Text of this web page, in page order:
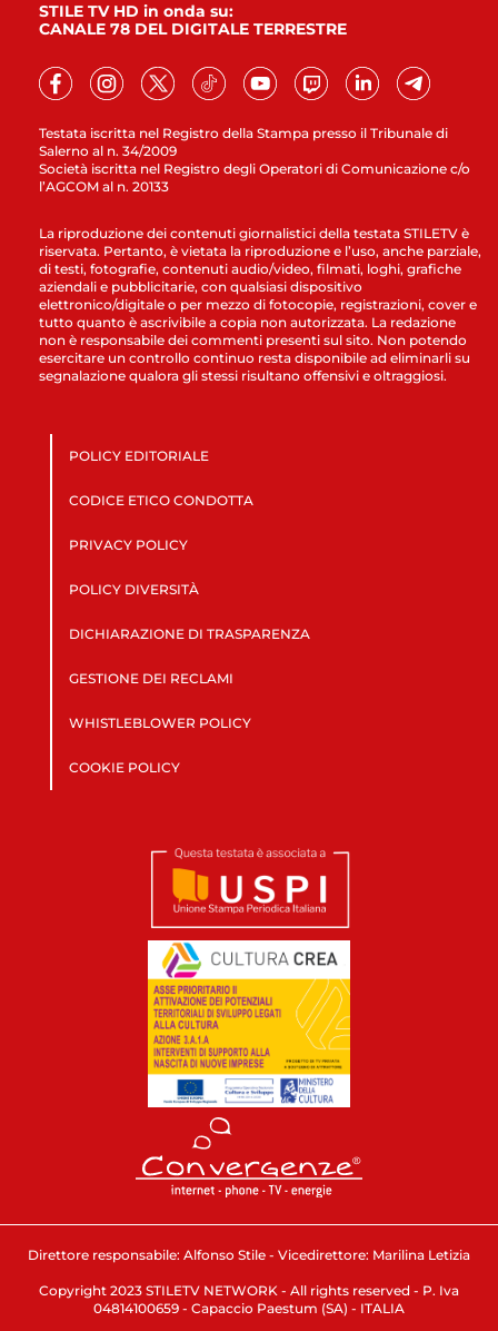
Testata iscritta nel Registro della Stampa presso il Tribunale di
Salerno al n. 34/2009
Società iscritta nel Registro degli Operatori di Comunicazione c/o
l’AGCOM al n. 20133
STILE TV HD in onda su:
CANALE 78 DEL DIGITALE TERRESTRE
La riproduzione dei contenuti giornalistici della testata STILETV è
riservata. Pertanto, è vietata la riproduzione e l’uso, anche parziale,
di testi, fotografie, contenuti audio/video, filmati, loghi, grafiche
aziendali e pubblicitarie, con qualsiasi dispositivo
elettronico/digitale o per mezzo di fotocopie, registrazioni, cover e
tutto quanto è ascrivibile a copia non autorizzata. La redazione
non è responsabile dei commenti presenti sul sito. Non potendo
esercitare un controllo continuo resta disponibile ad eliminarli su
segnalazione qualora gli stessi risultano offensivi e oltraggiosi.
POLICY EDITORIALE
CODICE ETICO CONDOTTA
PRIVACY POLICY
POLICY DIVERSITÀ
DICHIARAZIONE DI TRASPARENZA
GESTIONE DEI RECLAMI
WHISTLEBLOWER POLICY
COOKIE POLICY
Direttore responsabile: Alfonso Stile - Vicedirettore: Marilina Letizia
Copyright 2023 STILETV NETWORK - All rights reserved - P. Iva
04814100659 - Capaccio Paestum (SA) - ITALIA